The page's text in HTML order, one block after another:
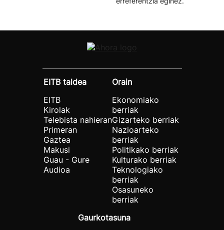
EITB taldea
EITB
Kirolak
Telebista nahieran
Primeran
Gaztea
Makusi
Guau - Gure
Audioa
Orain
Ekonomiako
berriak
Gizarteko berriak
Nazioarteko
berriak
Politikako berriak
Kulturako berriak
Teknologiako
berriak
Osasuneko
berriak
Gaurkotasuna